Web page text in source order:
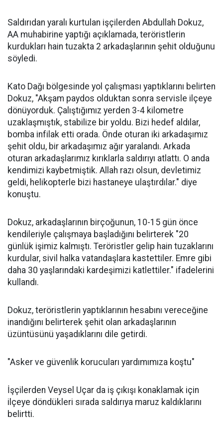
Saldırıdan yaralı kurtulan işçilerden Abdullah Dokuz,
AA muhabirine yaptığı açıklamada, teröristlerin
kurdukları hain tuzakta 2 arkadaşlarının şehit olduğunu
söyledi.
Kato Dağı bölgesinde yol çalışması yaptıklarını belirten
Dokuz, "Akşam paydos olduktan sonra servisle ilçeye
dönüyorduk. Çalıştığımız yerden 3-4 kilometre
uzaklaşmıştık, stabilize bir yoldu. Bizi hedef aldılar,
bomba infilak etti orada. Önde oturan iki arkadaşımız
şehit oldu, bir arkadaşımız ağır yaralandı. Arkada
oturan arkadaşlarımız kırıklarla saldırıyı atlattı. O anda
kendimizi kaybetmiştik. Allah razı olsun, devletimiz
geldi, helikopterle bizi hastaneye ulaştırdılar." diye
konuştu.
Dokuz, arkadaşlarının birçoğunun, 10-15 gün önce
kendileriyle çalışmaya başladığını belirterek "20
günlük işimiz kalmıştı. Teröristler gelip hain tuzaklarını
kurdular, sivil halka vatandaşlara kastettiler. Emre gibi
daha 30 yaşlarındaki kardeşimizi katlettiler." ifadelerini
kullandı.
Dokuz, teröristlerin yaptıklarının hesabını vereceğine
inandığını belirterek şehit olan arkadaşlarının
üzüntüsünü yaşadıklarını dile getirdi.
"Asker ve güvenlik korucuları yardımımıza koştu"
İşçilerden Veysel Uçar da iş çıkışı konaklamak için
ilçeye döndükleri sırada saldırıya maruz kaldıklarını
belirtti.